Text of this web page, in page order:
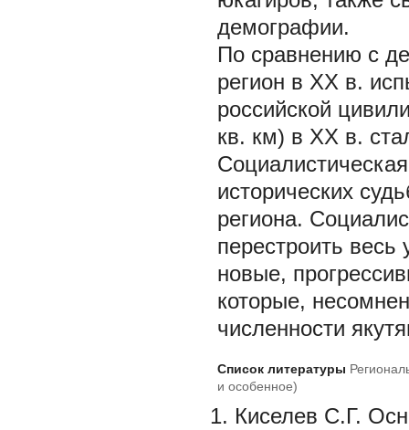
демографии.
По сравнению с
регион в XX в.
российской
кв. км) в XX в.
исторических
региона.
перестроить весь
новые,
которые,
численности
Список литературы
и особенное)
Киселев С.Г.